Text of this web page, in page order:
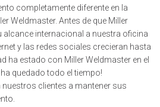
completamente diferente en la
Weldmaster. Antes de que Miller
alcance internacional a nuestra oficina
y las redes sociales crecieran hasta
ha estado con Miller Weldmaster en el
quedado todo el tiempo!
clientes a mantener sus